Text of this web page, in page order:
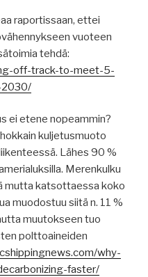
raportissaan, ettei
vuoteen
tehdä:
off-track-to-meet-5-
2030/
ei etene nopeammin?
kuljetusmuoto
Lähes 90 %
Merenkulku
mutta katsottaessa koko
muodostuu siitä n. 11 %
muutokseen tuo
polttoaineiden
why-
faster/